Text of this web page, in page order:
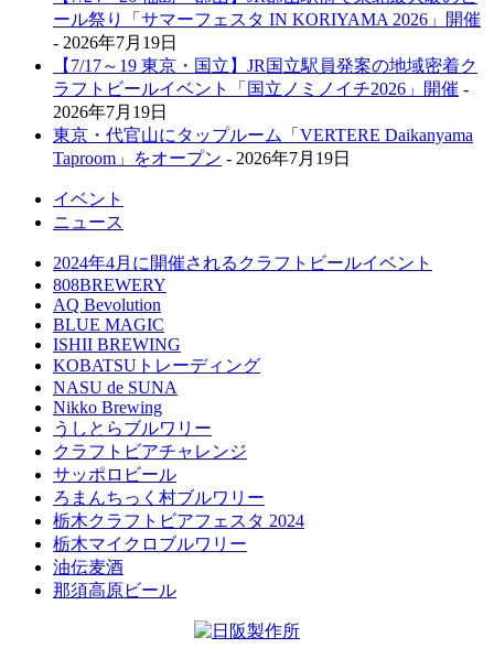
ール祭り「サマーフェスタ IN KORIYAMA 2026」開催
- 2026年7月19日
【7/17～19 東京・国立】JR国立駅員発案の地域密着ク
ラフトビールイベント「国立ノミノイチ2026」開催 -
2026年7月19日
東京・代官山にタップルーム「VERTERE Daikanyama
Taproom」をオープン - 2026年7月19日
イベント
ニュース
2024年4月に開催されるクラフトビールイベント
808BREWERY
AQ Bevolution
BLUE MAGIC
ISHII BREWING
KOBATSUトレーディング
NASU de SUNA
Nikko Brewing
うしとらブルワリー
クラフトビアチャレンジ
サッポロビール
ろまんちっく村ブルワリー
栃木クラフトビアフェスタ 2024
栃木マイクロブルワリー
油伝麦酒
那須高原ビール